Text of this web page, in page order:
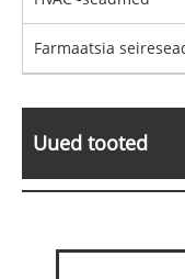
Farmaatsia
Uued tooted